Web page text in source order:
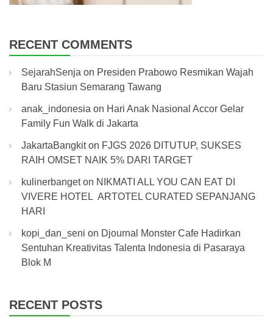
RECENT COMMENTS
SejarahSenja on Presiden Prabowo Resmikan Wajah
Baru Stasiun Semarang Tawang
anak_indonesia on Hari Anak Nasional Accor Gelar
Family Fun Walk di Jakarta
JakartaBangkiton FJGS 2026 DITUTUP, SUKSES
RAIH OMSET NAIK 5% DARI TARGET
kulinerbangeton NIKMATI ALL YOU CAN EAT DI
VIVERE HOTEL ARTOTEL CURATED SEPANJANG
HARI
kopi_dan_seni on Djournal Monster Cafe Hadirkan
Sentuhan Kreativitas Talenta Indonesia di Pasaraya
Blok M
RECENT POSTS